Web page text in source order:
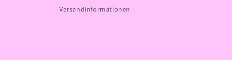
Versandinformationen